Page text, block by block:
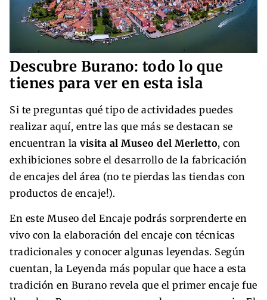
Descubre Burano: todo lo que
tienes para ver en esta isla
Si te preguntas qué tipo de actividades puedes
realizar aquí, entre las que más se destacan se
encuentran la visita al Museo del Merletto, con
exhibiciones sobre el desarrollo de la fabricación
de encajes del área (no te pierdas las tiendas con
productos de encaje!).
En este Museo del Encaje podrás sorprenderte en
vivo con la elaboración del encaje con técnicas
tradicionales y conocer algunas leyendas. Según
cuentan, la Leyenda más popular que hace a esta
tradición en Burano revela que el primer encaje fue